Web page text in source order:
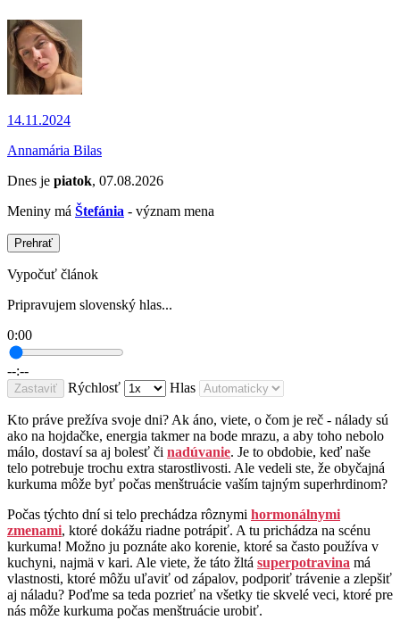
14.11.2024
Annamária Bilas
Dnes je piatok, 07.08.2026
Meniny má Štefánia - význam mena
Prehrať
Vypočuť článok
Pripravujem slovenský hlas...
0:00
--:--
Zastaviť Rýchlosť Hlas
Kto práve prežíva svoje dni? Ak áno, viete, o čom je reč - nálady sú
ako na hojdačke, energia takmer na bode mrazu, a aby toho nebolo
málo, dostaví sa aj bolesť či nadúvanie. Je to obdobie, keď naše
telo potrebuje trochu extra starostlivosti. Ale vedeli ste, že obyčajná
kurkuma môže byť počas menštruácie vaším tajným superhrdinom?
Počas týchto dní si telo prechádza rôznymi hormonálnymi
zmenami, ktoré dokážu riadne potrápiť. A tu prichádza na scénu
kurkuma! Možno ju poznáte ako korenie, ktoré sa často používa v
kuchyni, najmä v kari. Ale viete, že táto žltá superpotravina má
vlastnosti, ktoré môžu uľaviť od zápalov, podporiť trávenie a zlepšiť
aj náladu? Poďme sa teda pozrieť na všetky tie skvelé veci, ktoré pre
nás môže kurkuma počas menštruácie urobiť.